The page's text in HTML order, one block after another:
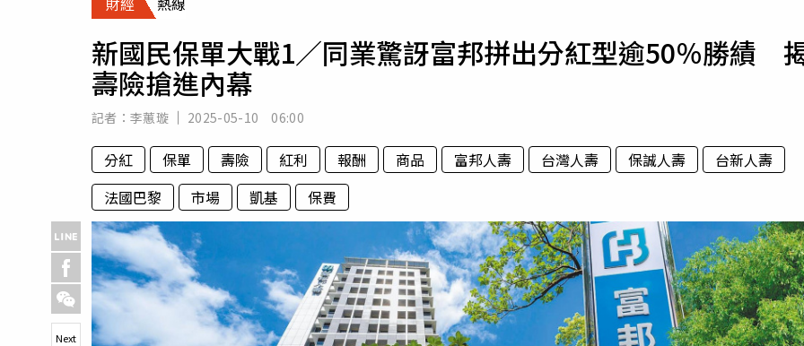
專欄
運勢
新國民保單大戰1／同業驚訝富邦拼出分紅型逾50％勝績
壽險搶進內幕
記者： 李蕙璇 2025-05-10 06:00
分紅 保單 壽險 紅利 報酬 商品 富邦人壽 台灣人壽 保誠人壽
台新人壽
法國巴黎
市場 凱基 保費
Next